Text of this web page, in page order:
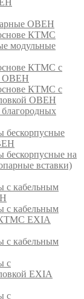
ОВЕН
КТМС
модульные
КТМС с
ОВЕН
КТМС с
ОВЕН
бескорпусные
на
вставки)
с кабельным
с кабельным
КТМС EXIA
с кабельным
с
EXIA
с